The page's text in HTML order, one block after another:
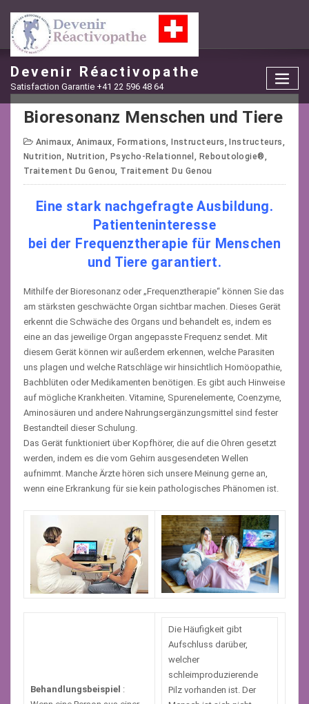
content
Devenir Réactivopathe
Satisfaction Garantie +41 22 596 48 64
Bioresonanz Menschen und Tiere
Animaux Animaux Formations ,Instructeurs ,Instructeurs
Nutrition
Nutrition Psycho-Relationnel Reboutologie®
Traitement Du Genou
Traitement Du Genou
Eine stark nachgefragte Ausbildung.
Patienteninteresse
bei der Frequenztherapie für Menschen
und Tiere garantiert.
Mithilfe der Bioresonanz oder „Frequenztherapie“ können Sie das
am stärksten geschwächte Organ sichtbar machen. Dieses Gerät
erkennt die Schwäche des Organs und behandelt es, indem es
eine an das jeweilige Organ angepasste Frequenz sendet. Mit
diesem Gerät können wir außerdem erkennen, welche Parasiten
uns plagen und welche Ratschläge wir hinsichtlich Homöopathie,
Bachblüten oder Medikamenten benötigen. Es gibt auch Hinweise
auf mögliche Krankheiten. Vitamine, Spurenelemente, Coenzyme,
Aminosäuren und andere Nahrungsergänzungsmittel sind fester
Bestandteil dieser Schulung.
Das Gerät funktioniert über Kopfhörer, die auf die Ohren gesetzt
werden, indem es die vom Gehirn ausgesendeten Wellen
aufnimmt. Manche Ärzte hören sich unsere Meinung gerne an,
wenn eine Erkrankung für sie kein pathologisches Phänomen ist.
Behandlungsbeispiel :
Die Häufigkeit gibt
Aufschluss darüber,
welcher
schleimproduzierende
Pilz vorhanden ist. Der